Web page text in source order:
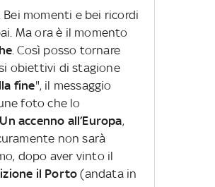
momenti e bei ricordi
Ma ora è il momento
. Così posso tornare
obiettivi di stagione
fine", il messaggio
foto che lo
Un accenno all’Europa,
non sarà
dopo aver vinto il
il Porto (andata in